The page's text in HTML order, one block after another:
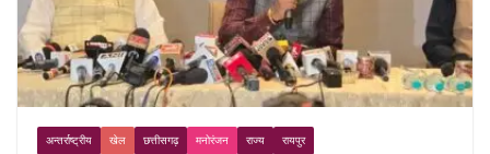
अन्तर्राष्ट्रीय खेल छत्तीसगढ़ मनोरंजन राज्य रायपुर